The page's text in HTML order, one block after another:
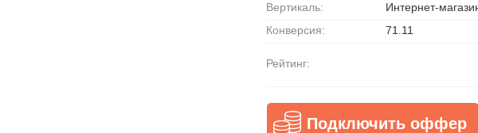
Вертикаль:
Интернет-
Конверсия:
71.11
Рейтинг:
Подключить оффер